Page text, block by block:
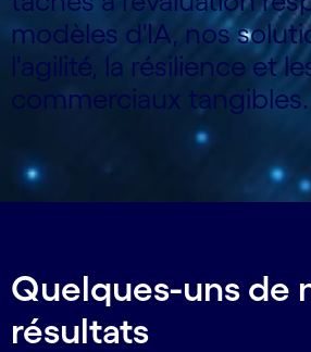
modèles d'IA, nos
l'agilité, la résilience et
commerciaux tangibles.
Quelques-uns de
résultats